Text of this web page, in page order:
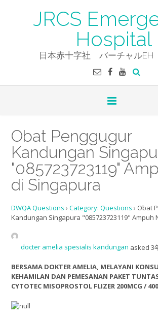
JRCS
Hospital
日本赤十字社 バーチャルEH
Obat Penggugur
Kandungan
"085723723119"
di Singapura
DWQA Questions › Category: Questions › Obat
Kandungan Singapura "085723723119" Ampuh
docter amelia spesialis kandungan asked 3
BERSAMA DOKTER AMELIA, MELAYANI
KEHAMILAN DAN PEMESANAN PAKET
CYTOTEC MISOPROSTOL FLIZER 200MCG /